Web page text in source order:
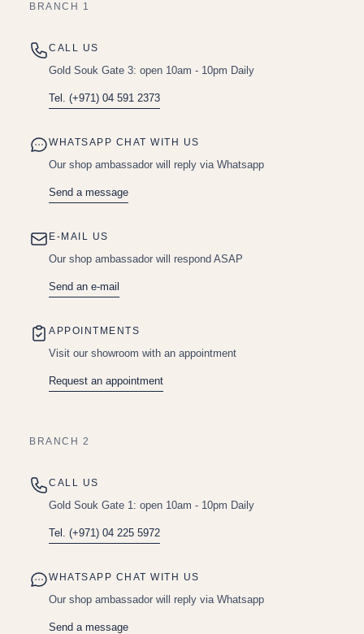
BRANCH 1
CALL US
Gold Souk Gate 3: open 10am - 10pm Daily
Tel. (+971) 04 591 2373
WHATSAPP CHAT WITH US
Our shop ambassador will reply via Whatsapp
Send a message
E-MAIL US
Our shop ambassador will respond ASAP
Send an e-mail
APPOINTMENTS
Visit our showroom with an appointment
Request an appointment
BRANCH 2
CALL US
Gold Souk Gate 1: open 10am - 10pm Daily
Tel. (+971) 04 225 5972
WHATSAPP CHAT WITH US
Our shop ambassador will reply via Whatsapp
Send a message